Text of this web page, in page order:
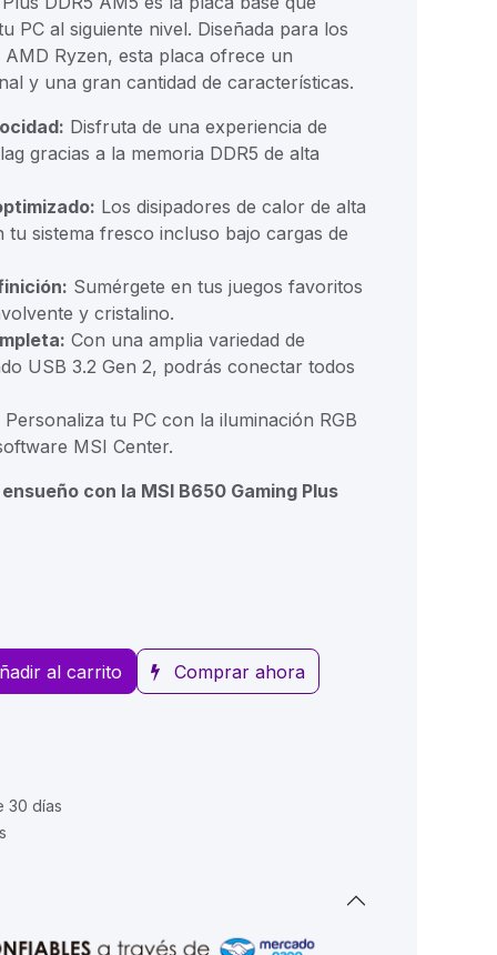
PC al siguiente nivel. Diseñada para los
Ryzen, esta placa ofrece un
y una gran cantidad de características.
Disfruta de una experiencia de
gracias a la memoria DDR5 de alta
Los disipadores de calor de alta
tu sistema fresco incluso bajo cargas de
Sumérgete en tus juegos favoritos
y cristalino.
Con una amplia variedad de
USB 3.2 Gen 2, podrás conectar todos
Personaliza tu PC con la iluminación RGB
MSI Center.
con la MSI B650 Gaming Plus
al carrito Comprar ahora
30 días